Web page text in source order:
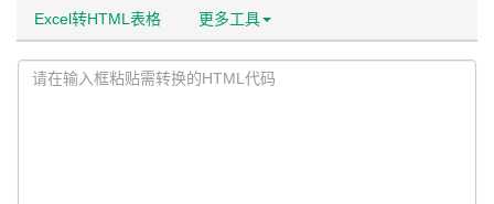
Excel转HTML表格 更多工具